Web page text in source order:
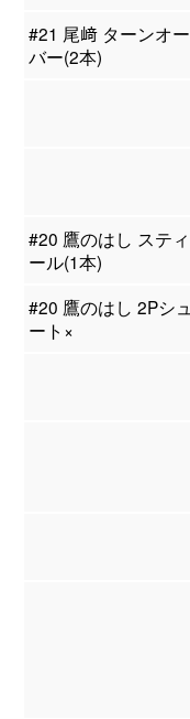
#21 尾﨑 ターンオー
バー(2本)
#20 鷹のはし スティ
ール(1本)
#20 鷹のはし 2Pシュ
ート×